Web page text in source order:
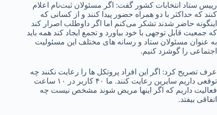
رییس ستاد انتخابات کشور گفت: اگر مسئولان ثبت‌نام اعلام
کنند که حداکثر با دو همراه حضور پیدا کنند و از کسانی که
اینگونه حاضر شدند تشکر می‌کنم اما اگر داوطلب اصرار کند
که جمعیت قابل توجهی با خود بیاورد و تجمع ایجاد کند همه باید
به عنوان مسئولان ستاد و رسانه های مختلف این مسئولیت
اجتماعی را گوشزد کنیم.
عرف تصریح کرد: اگر این افراد پروتکل ها را رعایت نکنند چه
توقعی داریم سایرین رعایت کنند. ما ۴۰ کاربر در ۱۰ ساعت
فعالیت داریم که اگر اینها مریض شوند مشخص نیست چه
اتفاقی بیفتد.